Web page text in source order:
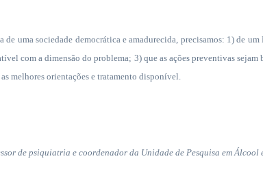
de uma sociedade democrática e amadurecida, precisamos: 1) de
com a dimensão do problema; 3) que as ações preventivas
melhores orientações e tratamento disponível.
de psiquiatria e coordenador da Unidade de Pesquisa em